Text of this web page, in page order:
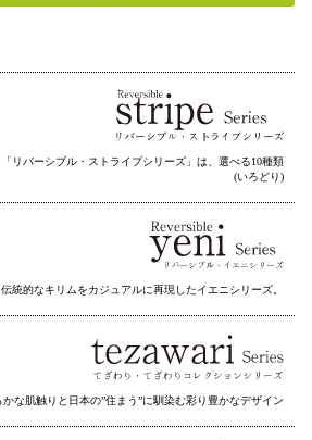
「リバーシブル・ストライプシリーズ」は、選べる10種類
(いろどり)
伝統的なキリムをカジュアルに再現したイエニシリーズ。
かな肌触りと日本の”住まう”に馴染む彩り豊かなデザイン